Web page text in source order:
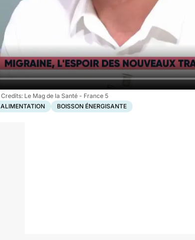
Le Mag de la Santé - France 5
ALIMENTATION BOISSON ÉNERGISANTE